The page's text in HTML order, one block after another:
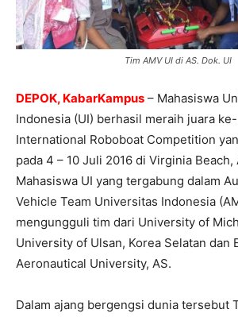
Tim AMV UI di AS. Dok. UI
DEPOK, KabarKampus – Mahasiswa
Indonesia (UI) berhasil meraih juara
International Roboboat Competition
pada 4 – 10 Juli 2016 di Virginia
Mahasiswa UI yang tergabung dalam
Vehicle Team Universitas Indonesia
mengungguli tim dari University of
University of Ulsan, Korea Selatan dan
Aeronautical University, AS.
Dalam ajang bergengsi dunia tersebut